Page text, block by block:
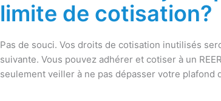
limite de cotisation?
Pas de souci. Vos droits de cotisation inutilisés
suivante. Vous pouvez adhérer et cotiser à un
seulement veiller à ne pas dépasser votre plafond